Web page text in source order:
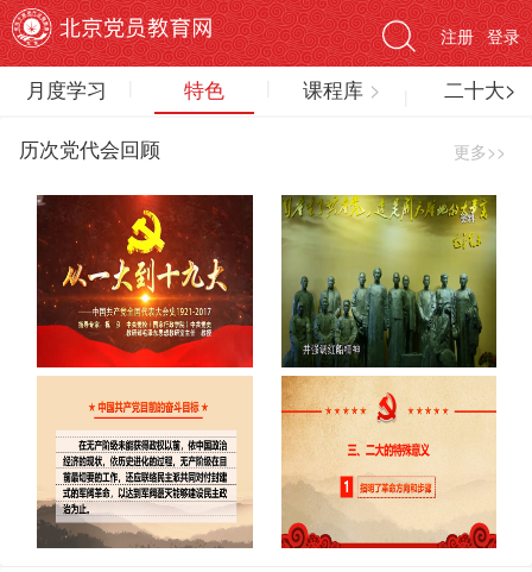
登录
注册
月度学习 特色 课程库 > 二十大>
历次党代会回顾 更多>>